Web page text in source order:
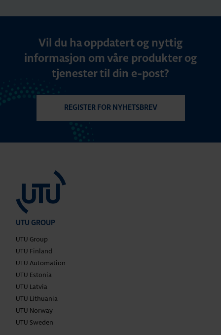
Vil du ha oppdatert og nyttig
informasjon om våre produkter og
tjenester til din e-post?
REGISTER FOR NYHETSBREV
UTU GROUP
UTU Group
UTU Finland
UTU Automation
UTU Estonia
UTU Latvia
UTU Lithuania
UTU Norway
UTU Sweden